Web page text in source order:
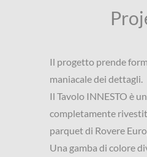
Il progetto prende
maniacale dei dettagli.
Il Tavolo INNESTO è
completamente
parquet di Rovere
Una gamba di colore